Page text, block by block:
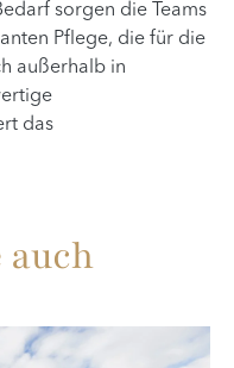
sorgen die Teams
Pflege, die für die
außerhalb in
das
auch